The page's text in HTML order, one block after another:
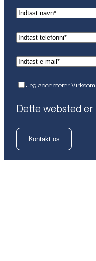
Navn
Telefon*
Email*
Jeg accepterer
Dette websted